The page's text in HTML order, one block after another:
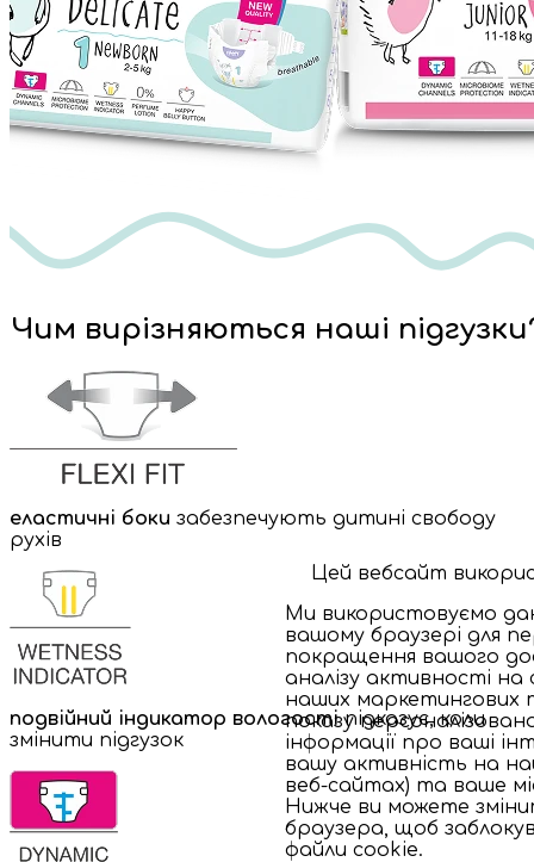
Чим вирізняються наші
еластичні боки забезпечують дитині свободу
рухів
подвійний індикатор вологостіпідказує, коли
змінити підгузок
Цей вебсайт
Ми використовуємо
вашому браузері для
покращення вашого
аналізу активності на
наших маркетингових
показу
інформації про ваші
вашу активність на
веб-сайтах) та ваше
Нижче ви можете
браузера, щоб
файли cookie.